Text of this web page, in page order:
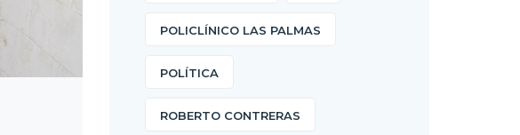
POLICLÍNICO LAS PALMAS
POLÍTICA
ROBERTO CONTRERAS